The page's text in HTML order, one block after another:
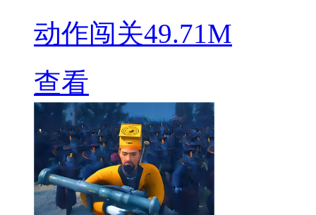
动作闯关49.71M
查看